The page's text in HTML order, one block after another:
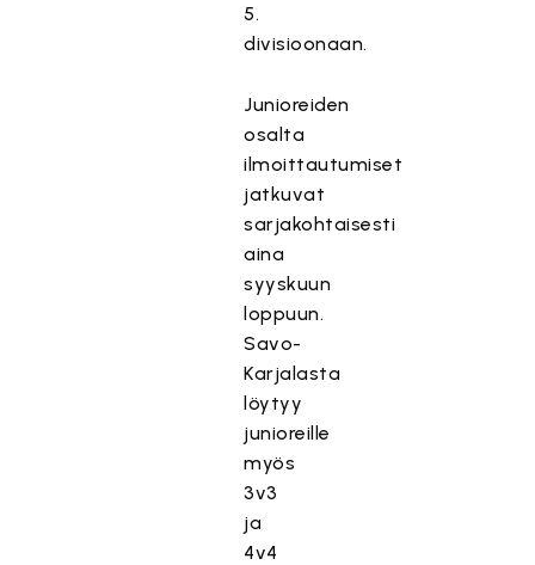
5.
divisioonaan.
Junioreiden
osalta
ilmoittautumiset
jatkuvat
sarjakohtaisesti
aina
syyskuun
loppuun.
Savo-
Karjalasta
löytyy
junioreille
myös
3v3
ja
4v4